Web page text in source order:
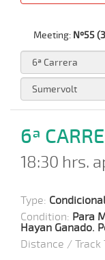
Meeting: Nº55
6ª
18:30 hrs.
Type:
Condition: Para
Hayan Ganado.
Distance / Track